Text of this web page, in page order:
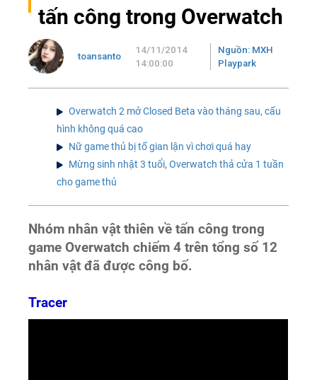
tấn công trong Overwatch
toansanto
14/11/2014
14:00:00
Nguồn: MXH
Playpark
Overwatch 2 mở Closed Beta vào tháng sau, cấu
hình không quá cao
Nữ game thủ bị tố gian lận vì chơi quá hay
Mừng sinh nhật 3 tuổi, Overwatch thả cửa 1 tuần
cho game thủ
Nhóm nhân vật thiên về tấn côngtrong
game Overwatchchiếm 4 trên tổng số 12
nhân vật đã được công bố.
Tracer